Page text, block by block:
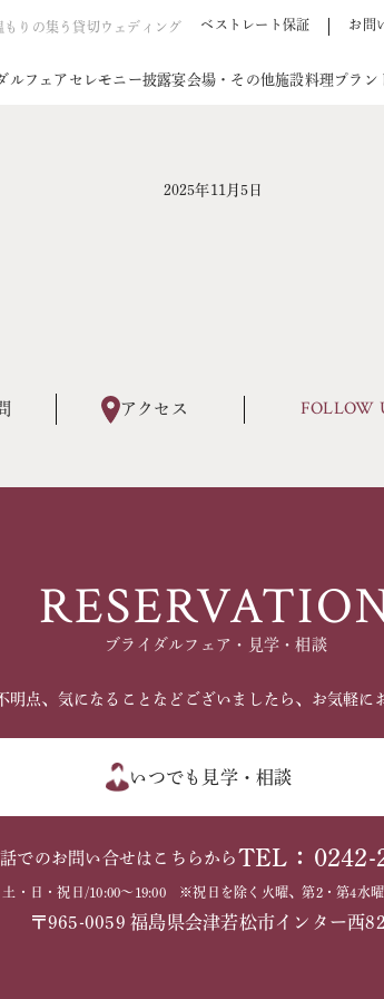
もりの集う貸切ウェディング ベストレート保証 お問
ルフェア セレモニー披露宴会場・その他施設料理 プラン
2025年11月5日
アクセス FOLLOW
ブライダルフェア・見学・相談
明点、気になることなどございましたら、お気軽に
いつでも見学・相談
でのお問い合せはこちらから TEL：0242-
土・日・祝日/10:00～19:00 ※祝日を除く火曜、第2・第4水曜
〒965-0059 福島県会津若松市インター西